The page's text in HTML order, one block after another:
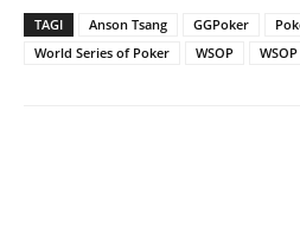
TAGI Anson Tsang GGPoker
World Series of Poker
WSOP